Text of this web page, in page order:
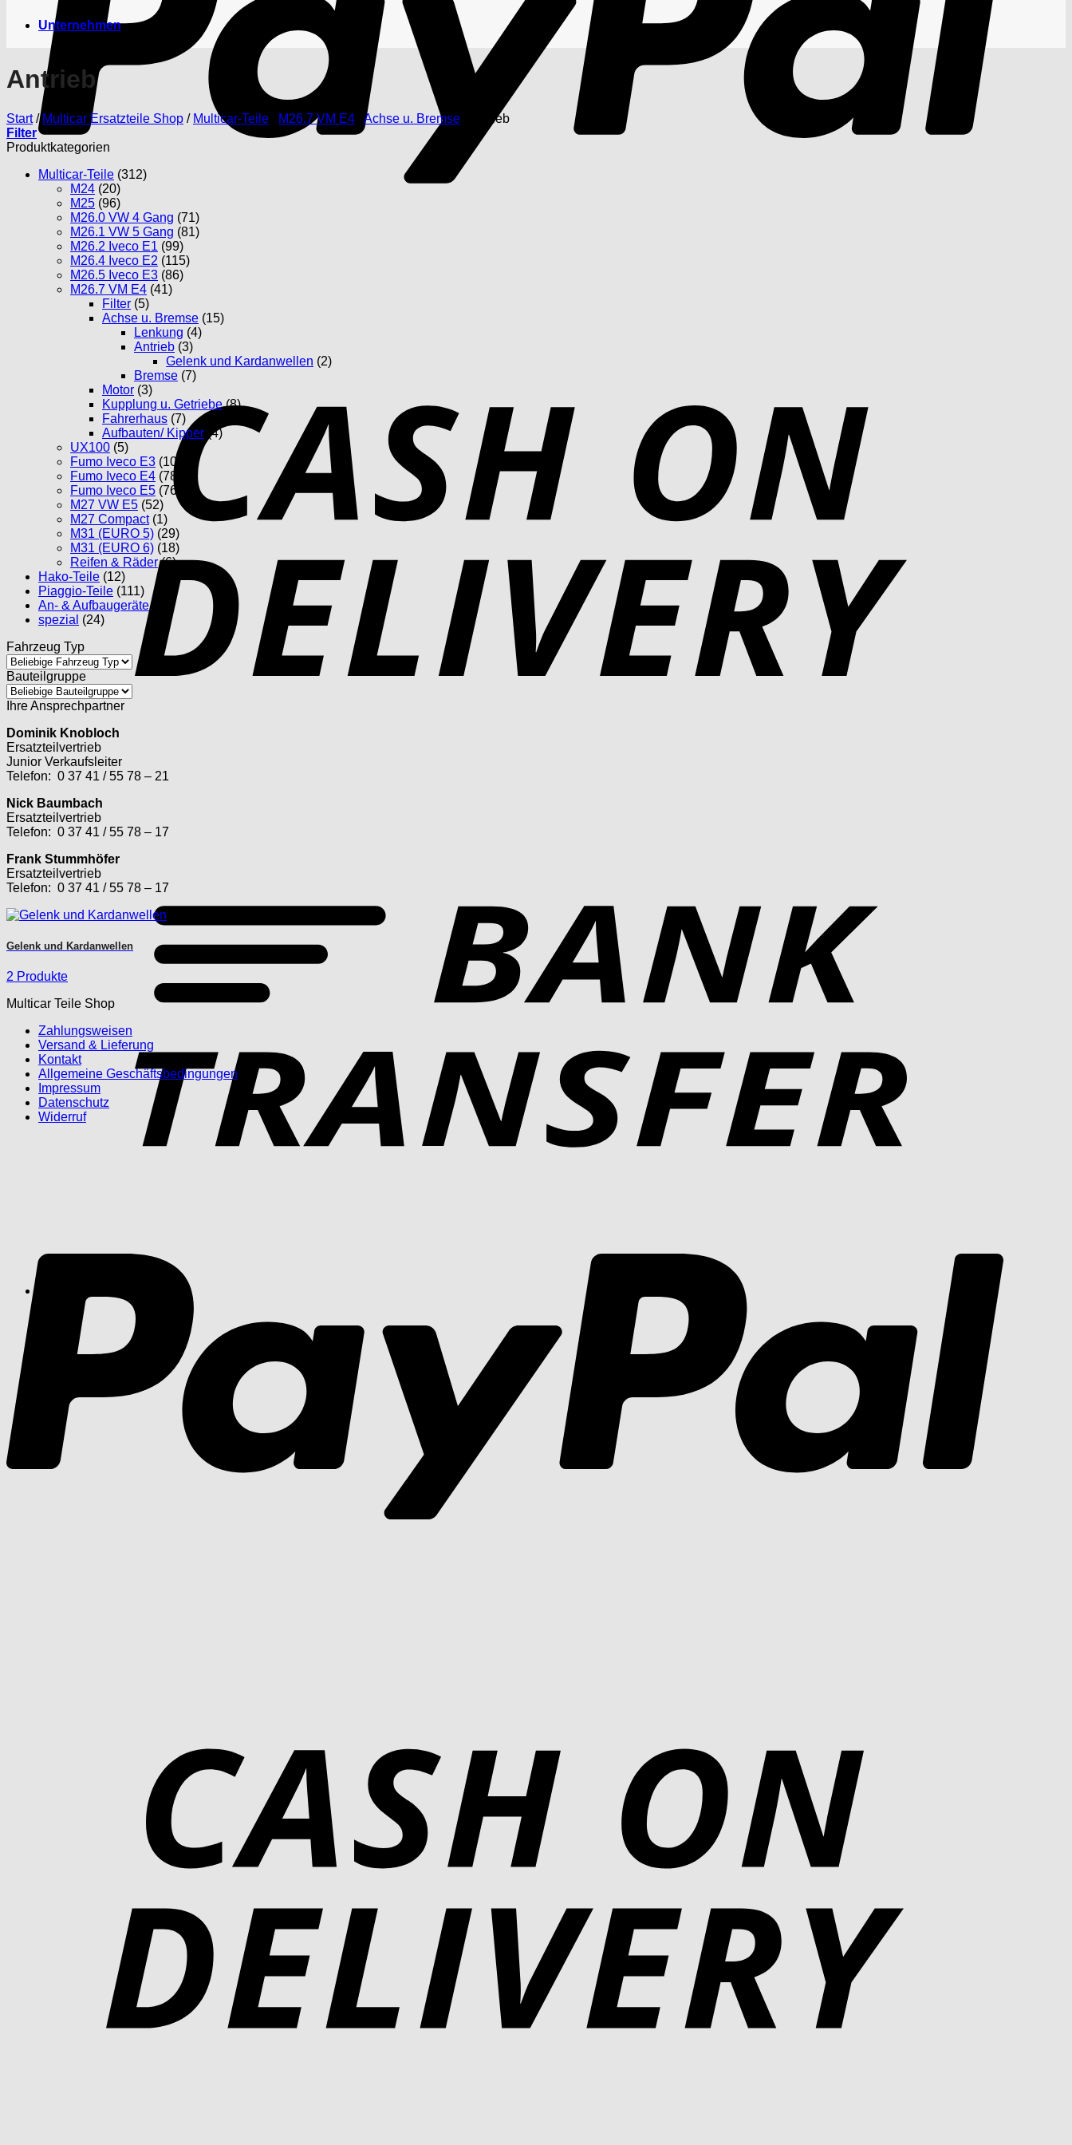
Unternehmen
Antrieb
Start / Multicar Ersatzteile Shop / Multicar-Teile M26.7 VM E4 Achse u. Bremse
Antrieb
Filter
Produktkategorien
Multicar-Teile (312)
M24 (20)
M25 (96)
M26.0 VW 4 Gang (71)
M26.1 VW 5 Gang (81)
M26.2 Iveco E1 (99)
M26.4 Iveco E2 (115)
M26.5 Iveco E3 (86)
M26.7 VM E4 (41)
Filter (5)
Achse u. Bremse (15)
Lenkung (4)
Antrieb (3)
Gelenk und Kardanwellen (2)
Bremse (7)
Motor (3)
Kupplung u. Getriebe (8)
Fahrerhaus (7)
Aufbauten/ Kipper (4)
UX100 (5)
Fumo Iveco E3 (102)
Fumo Iveco E4 (78)
Fumo Iveco E5 (76)
M27 VW E5 (52)
M27 Compact (1)
M31 (EURO 5) (29)
M31 (EURO 6) (18)
Reifen & Räder (6)
Hako-Teile (12)
Piaggio-Teile (111)
An- & Aufbaugeräte
(17)
spezial (24)
Fahrzeug Typ
Bauteilgruppe
Ihre Ansprechpartner
Dominik Knobloch
Ersatzteilvertrieb
Junior Verkaufsleiter
Telefon: 0 37 41 / 55 78 – 21
Nick Baumbach
Ersatzteilvertrieb
Telefon: 0 37 41 / 55 78 – 17
Frank Stummhöfer
Ersatzteilvertrieb
Telefon: 0 37 41 / 55 78 – 17
Gelenk und Kardanwellen
2 Produkte
Multicar Teile Shop
Zahlungsweisen
Versand & Lieferung
Kontakt
Allgemeine Geschäftsbedingungen
Impressum
Datenschutz
Widerruf